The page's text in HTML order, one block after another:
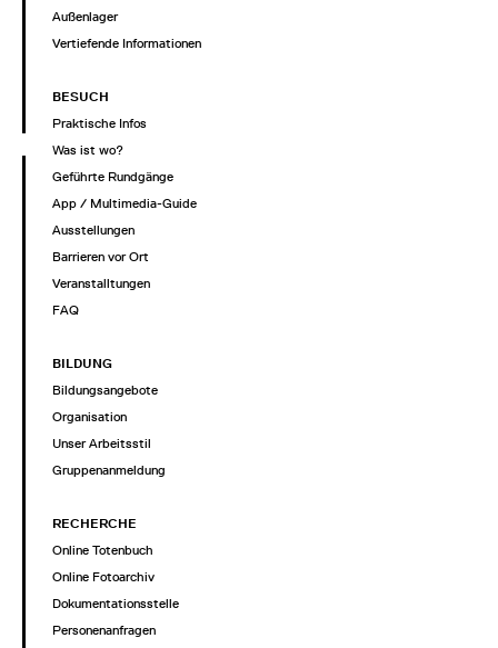
Außenlager
Vertiefende Informationen
BESUCH
Praktische Infos
Was ist wo?
Geführte Rundgänge
App / Multimedia-Guide
Ausstellungen
Barrieren vor Ort
Veranstalltungen
FAQ
BILDUNG
Bildungsangebote
Organisation
Unser Arbeitsstil
Gruppenanmeldung
RECHERCHE
Online Totenbuch
Online Fotoarchiv
Dokumentationsstelle
Personenanfragen